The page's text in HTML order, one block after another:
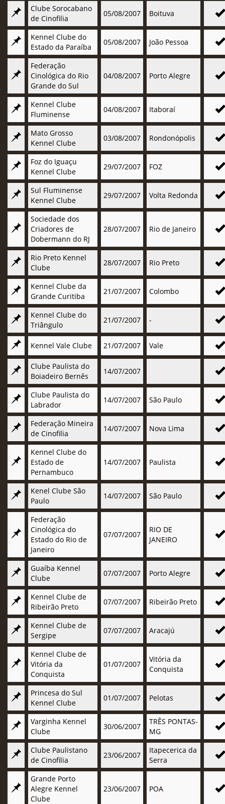
Clube Sorocabano
de Cinofilia
05/08/2007 Boituva
Kennel Clube do
Estado da Paraíba
05/08/2007 João Pessoa
Federação
Cinológica do Rio
Grande do Sul
04/08/2007 Porto Alegre
Kennel Clube
Fluminense
04/08/2007 Itaboraí
Mato Grosso
Kennel Clube
03/08/2007 Rondonópolis
Foz do Iguaçu
Kennel Clube
29/07/2007 FOZ
Sul Fluminense
Kennel Clube
29/07/2007 Volta Redonda
Sociedade dos
Criadores de
Dobermann do RJ
28/07/2007 Rio de Janeiro
Rio Preto Kennel
Clube
28/07/2007 Rio Preto
Kennel Clube da
Grande Curitiba
21/07/2007 Colombo
Kennel Clube do
Triângulo
21/07/2007 -
Kennel Vale Clube 21/07/2007 Vale
Clube Paulista do
Boiadeiro Bernês
14/07/2007
Clube Paulista do
Labrador
14/07/2007 São Paulo
Federação Mineira
de Cinofilia
14/07/2007 Nova Lima
Kennel Clube do
Estado de
Pernambuco
14/07/2007 Paulista
Kenel Clube São
Paulo
14/07/2007 São Paulo
Federação
Cinológica do
Estado do Rio de
Janeiro
07/07/2007
RIO DE
JANEIRO
Guaíba Kennel
Clube
07/07/2007 Porto Alegre
Kennel Clube de
Ribeirão Preto
07/07/2007 Ribeirão Preto
Kennel Clube de
Sergipe
07/07/2007 Aracajú
Kennel Clube de
Vitória da
Conquista
01/07/2007
Vitória da
Conquista
Princesa do Sul
Kennel Clube
01/07/2007 Pelotas
Varginha Kennel
Clube
30/06/2007
TRÊS PONTAS-
MG
Clube Paulistano
de Cinofilia
23/06/2007
Itapecerica da
Serra
Grande Porto
Alegre Kennel
Clube
23/06/2007 POA